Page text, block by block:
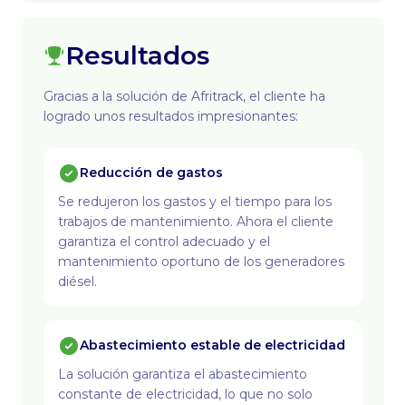
Resultados
Gracias a la solución de Afritrack, el cliente ha
logrado unos resultados impresionantes:
Reducción de gastos
Se redujeron los gastos y el tiempo para los
trabajos de mantenimiento. Ahora el cliente
garantiza el control adecuado y el
mantenimiento oportuno de los generadores
diésel.
Abastecimiento estable de electricidad
La solución garantiza el abastecimiento
constante de electricidad, lo que no solo